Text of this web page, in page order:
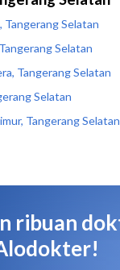
Tangerang Selatan
Selatan
Tangerang Selatan
Selatan
Tangerang Selatan